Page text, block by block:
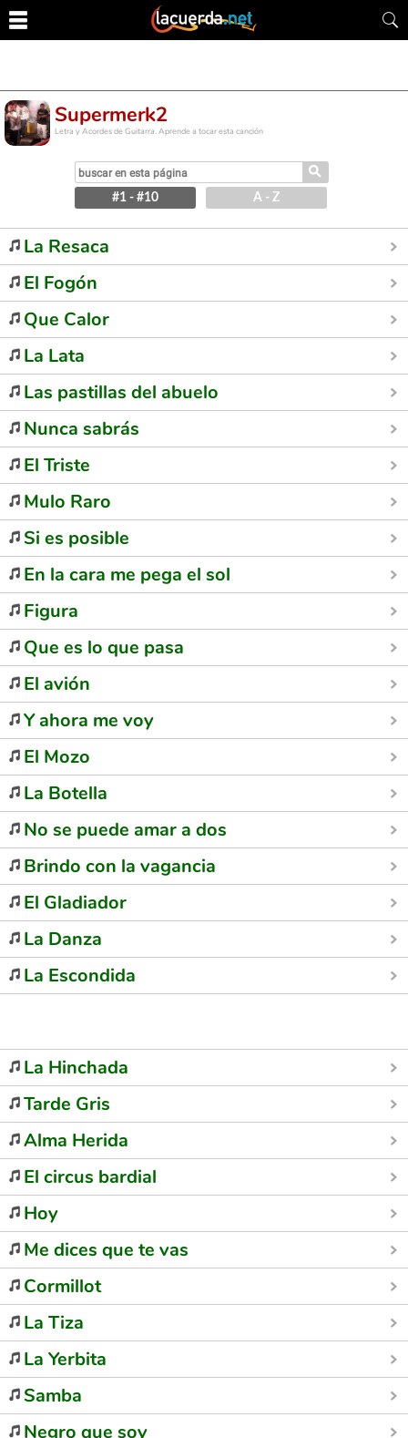
Supermerk2
Letra y Acordes de Guitarra. Aprende a tocar esta canción
⚲
#1 - #10 A - Z
La Resaca
El Fogón
Que Calor
La Lata
Las pastillas del abuelo
Nunca sabrás
El Triste
Mulo Raro
Si es posible
En la cara me pega el sol
Figura
Que es lo que pasa
El avión
Y ahora me voy
El Mozo
La Botella
No se puede amar a dos
Brindo con la vagancia
El Gladiador
La Danza
La Escondida
La Hinchada
Tarde Gris
Alma Herida
El circus bardial
Hoy
Me dices que te vas
Cormillot
La Tiza
La Yerbita
Samba
Negro que soy